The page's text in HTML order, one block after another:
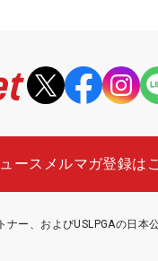
ース メルマガ登録は
ー、およびUSLPGAの日本